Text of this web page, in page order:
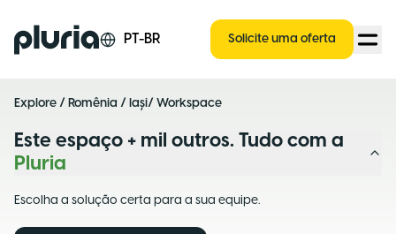
Logo Pluria PT-BR Solicite uma oferta
Explore / Romênia / Iași/ Workspace
Este espaço + mil outros. Tudo com a
Pluria
Escolha a solução certa para a sua equipe.